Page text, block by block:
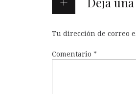
Tu dirección de correo
Comentario *